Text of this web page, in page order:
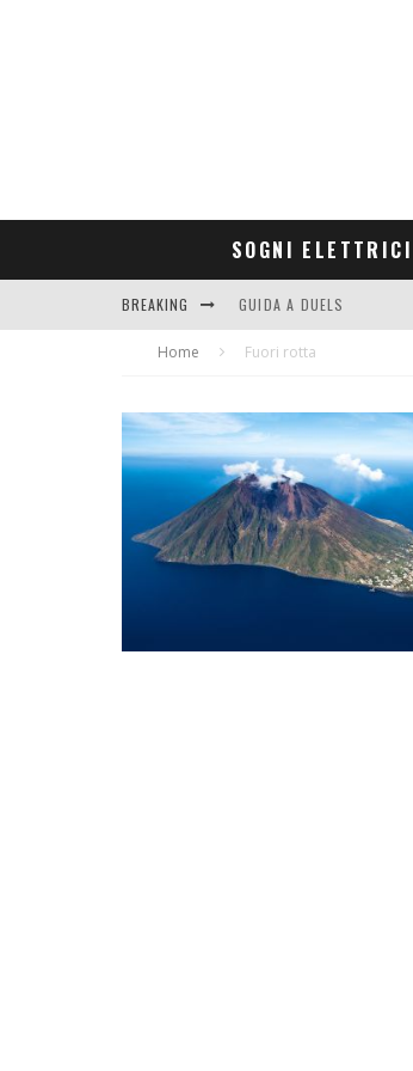
SOGNI ELETTRICI
BREAKING GUIDA A DUELS
CONTRIBUTORS
Home Fuori rotta